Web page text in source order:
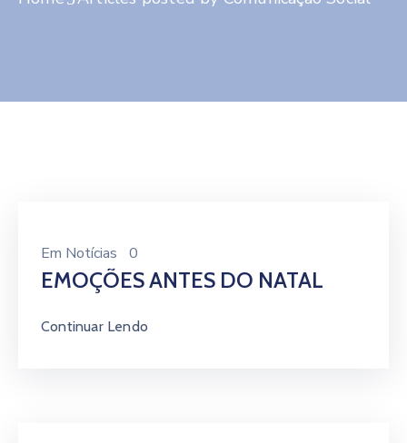
Em Notícias 0
EMOÇÕES ANTES DO NATAL
Continuar Lendo